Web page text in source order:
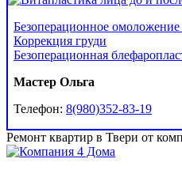
Безоперационное омоложение
Коррекция груди
Безоперационная
Мастер Ольга
Телефон: 8(980)352-83-19
Ремонт квартир в Твери от